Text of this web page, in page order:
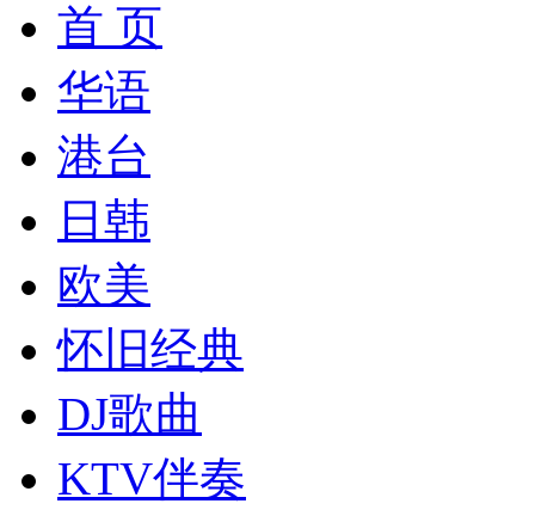
首 页
华语
港台
日韩
欧美
怀旧经典
DJ歌曲
KTV伴奏